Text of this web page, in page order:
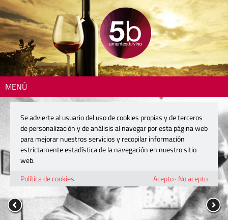
MENÚ
Se advierte al usuario del uso de cookies propias y de terceros
de personalización y de análisis al navegar por esta página web
para mejorar nuestros servicios y recopilar información
estrictamente estadística de la navegación en nuestro sitio
web.
Política de cookies
Acepto· No acepto